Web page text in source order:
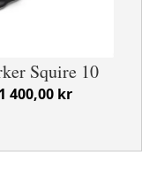
Squire 10
1 400,00 kr